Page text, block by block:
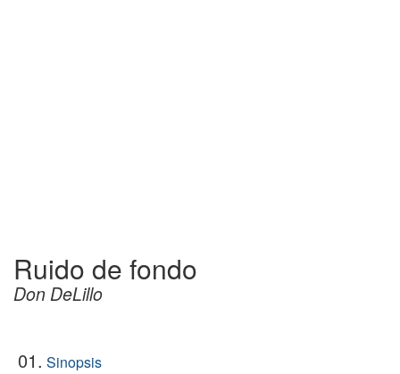
Ruido de fondo
Don DeLillo
01. Sinopsis